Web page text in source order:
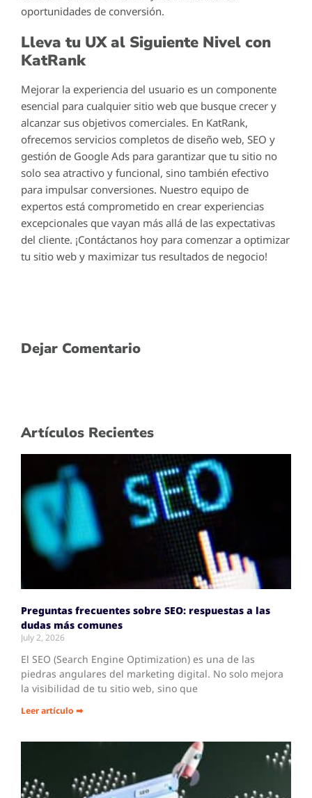
oportunidades de conversión.
Lleva tu UX al Siguiente Nivel con
KatRank
Mejorar la experiencia del usuario es un componente
esencial para cualquier sitio web que busque crecer y
alcanzar sus objetivos comerciales. En KatRank,
ofrecemos servicios completos de diseño web, SEO y
gestión de Google Ads para garantizar que tu sitio no
solo sea atractivo y funcional, sino también efectivo
para impulsar conversiones. Nuestro equipo de
expertos está comprometido en crear experiencias
excepcionales que vayan más allá de las expectativas
del cliente. ¡Contáctanos hoy para comenzar a optimizar
tu sitio web y maximizar tus resultados de negocio!
Dejar Comentario
Artículos Recientes
Preguntas frecuentes sobre SEO: respuestas a las
dudas más comunes
July 2, 2026
El SEO (Search Engine Optimization) es una de las
piedras angulares del marketing digital. No solo mejora
la visibilidad de tu sitio web, sino que
Leer artículo ➡